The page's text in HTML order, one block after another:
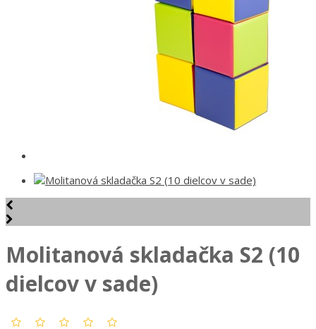
Molitanová skladačka S2 (10
dielcov v sade)